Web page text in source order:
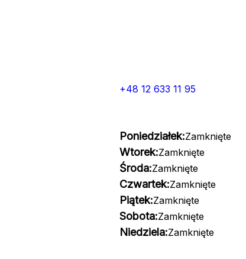
+48 12 633 11 95
Poniedziałek:Zamknięte
Wtorek:Zamknięte
Środa:Zamknięte
Czwartek:Zamknięte
Piątek:Zamknięte
Sobota:Zamknięte
Niedziela:Zamknięte